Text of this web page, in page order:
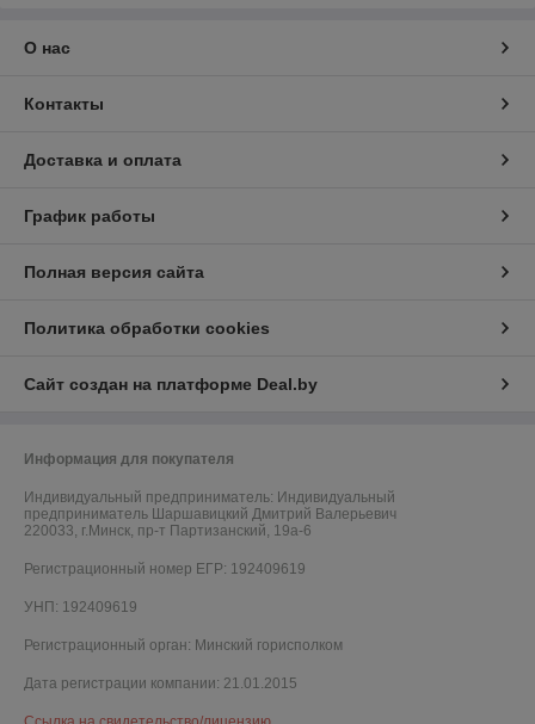
О нас
Контакты
Доставка и оплата
График работы
Полная версия сайта
Политика обработки cookies
Сайт создан на платформе Deal.by
Информация для покупателя
Индивидуальный предприниматель: Индивидуальный
предприниматель Шаршавицкий Дмитрий Валерьевич
220033, г.Минск, пр-т Партизанский, 19а-6
Регистрационный номер ЕГР: 192409619
УНП: 192409619
Регистрационный орган: Минский горисполком
Дата регистрации компании: 21.01.2015